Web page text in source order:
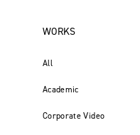
WORKS
All
Academic
Corporate Video